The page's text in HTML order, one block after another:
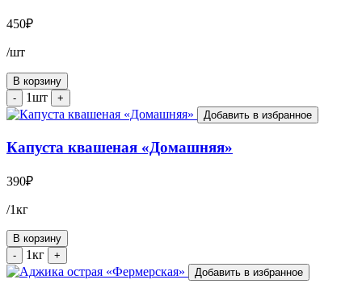
450₽
/шт
В корзину
-
1шт
+
Добавить в избранное
Капуста квашеная «Домашняя»
390₽
/1кг
В корзину
-
1кг
+
Добавить в избранное